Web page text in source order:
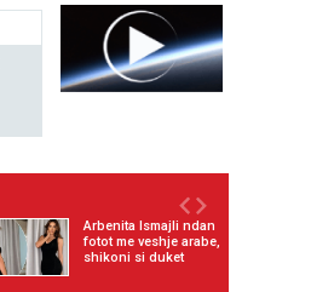
Arbenita Ismajli ndan
fotot me veshje arabe,
shikoni si duket